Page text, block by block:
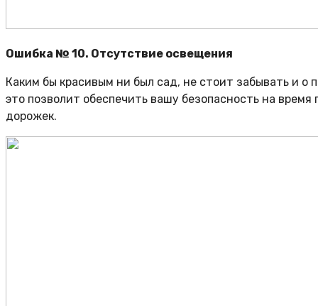
Ошибка № 10. Отсутствие освещения
Каким бы красивым ни был сад, не стоит забывать и о
это позволит обеспечить вашу безопасность на
дорожек.